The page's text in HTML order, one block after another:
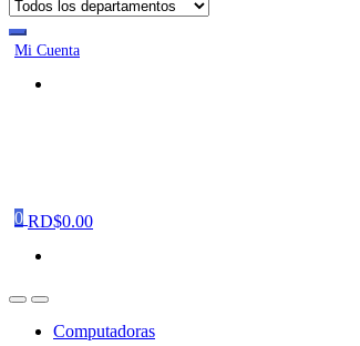
Mi Cuenta
0 RD$0.00
Computadoras